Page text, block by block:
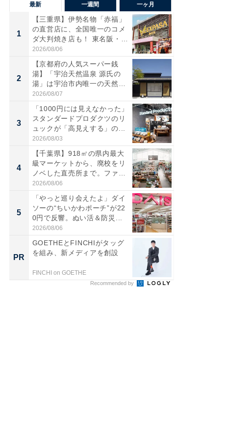
最新 一週間 一ヶ月
1
【三重県】伊勢名物「赤福」
の直営店に、全国唯一のコメ
ダ大判焼き店も！ 東名阪・
伊...
2026/08/06
2
【京都府の人気スーパー銭
湯】「宇治天然温泉 源氏の
湯」は宇治市内唯一の天然温
泉と...
2026/08/07
3
「1000円には見えなかった」
スタンダードプロダクツのリ
ュックが「高見えする」の...
2026/08/03
4
【千葉県】918㎡の県内最大
級マーケットから、廃校をリ
ノベした直売所まで。ファ
ー...
2026/08/06
5
「やっと巡り会えたよ」ダイ
ソーの“ちいかわポーチ”が22
0円で反響。ぬい活＆防災...
2026/08/06
PR
GOETHEとFINCHIがタッグ
を組み、新メディアを創設
FINCHI on GOETHE
Recommended by